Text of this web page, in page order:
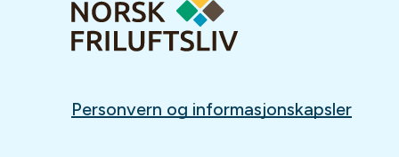
Personvern og informasjonskapsler